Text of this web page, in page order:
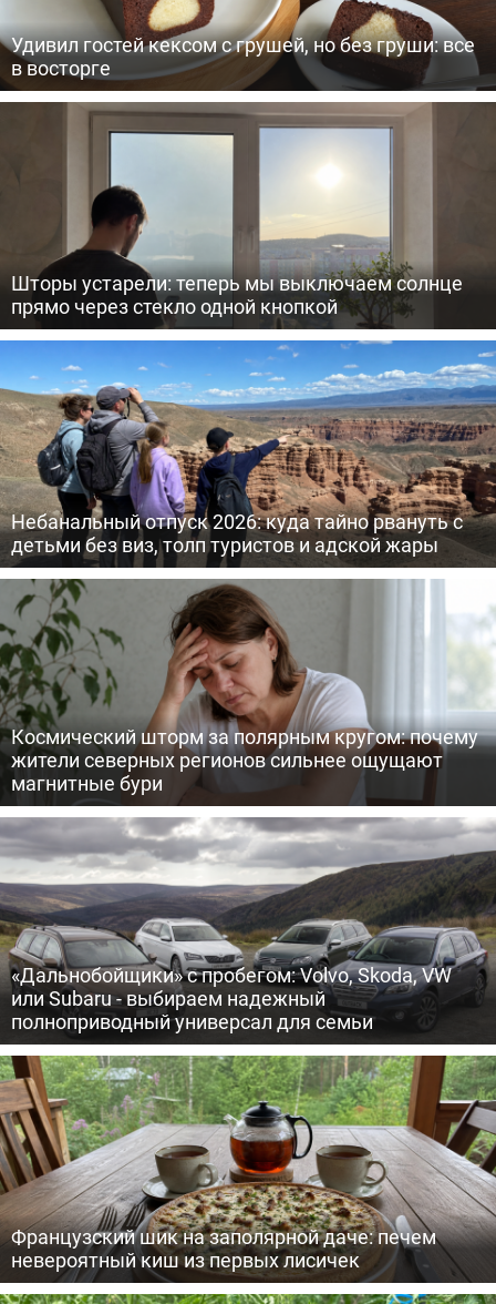
Удивил гостей кексом с грушей, но без груши: все
в восторге
Шторы устарели: теперь мы выключаем солнце
прямо через стекло одной кнопкой
Небанальный отпуск 2026: куда тайно рвануть с
детьми без виз, толп туристов и адской жары
Космический шторм за полярным кругом: почему
жители северных регионов сильнее ощущают
магнитные бури
«Дальнобойщики» с пробегом: Volvo, Skoda, VW
или Subaru - выбираем надежный
полноприводный универсал для семьи
Французский шик на заполярной даче: печем
невероятный киш из первых лисичек